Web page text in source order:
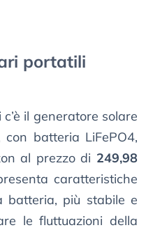
portatili
il generatore solare
con batteria LiFePO4,
al prezzo di 249,98
caratteristiche
batteria, più stabile e
le fluttuazioni della